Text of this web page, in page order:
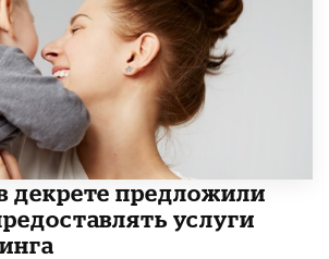
декрете предложили
услуги